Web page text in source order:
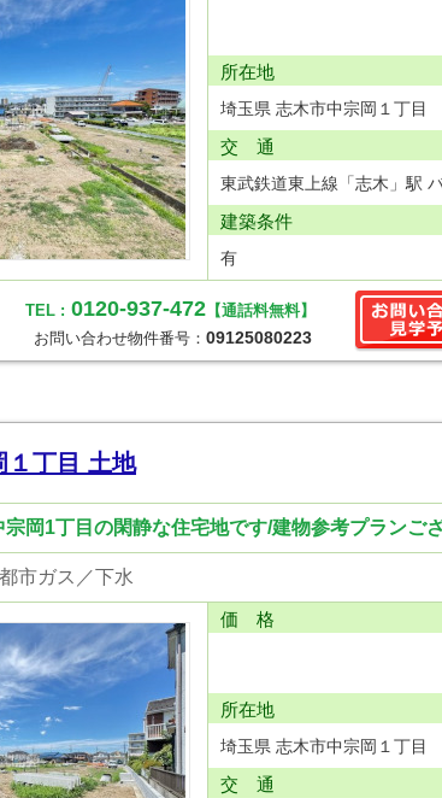
所在地
埼玉県 志木市中宗岡１丁目
交 通
東武鉄道東上線「志木」駅
建築条件
有
TEL : 0120-937-472 【通話料無料】
お問い合わせ物件番号：09125080223
１丁目 土地
岡1丁目の閑静な住宅地です/建物参考プランご
市ガス／下水
価 格
所在地
埼玉県 志木市中宗岡１丁目
交 通